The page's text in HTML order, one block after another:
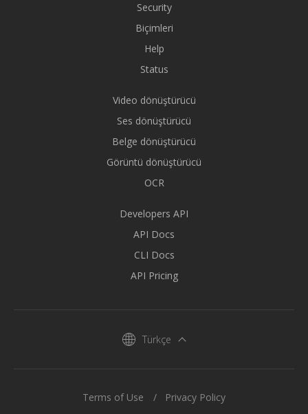
Security
Biçimleri
Help
Status
Video dönüştürücü
Ses dönüştürücü
Belge dönüştürücü
Görüntü dönüştürücü
OCR
Developers API
API Docs
CLI Docs
API Pricing
Türkçe
Terms of Use Privacy Policy